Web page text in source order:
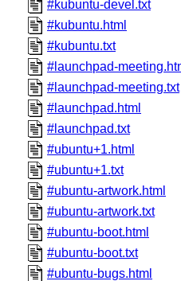
#kubuntu-devel.txt
#kubuntu.html
#kubuntu.txt
#launchpad-
#launchpad-meeting.txt
#launchpad.html
#launchpad.txt
#ubuntu+1.html
#ubuntu+1.txt
#ubuntu-artwork.html
#ubuntu-artwork.txt
#ubuntu-boot.html
#ubuntu-boot.txt
#ubuntu-bugs.html